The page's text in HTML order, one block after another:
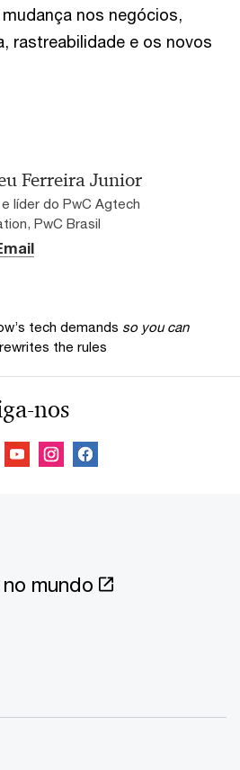
nos negócios,
rastreabilidade e os novos
Ferreira Junior
líder do PwC Agtech
PwC Brasil
tech demands so you can
the rules
nos
mundo